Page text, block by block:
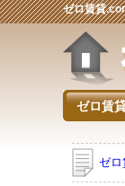
ゼロ賃貸
ゼロ賃
ゼロ